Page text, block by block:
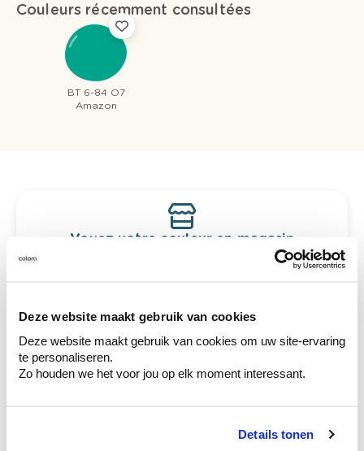
Deze website maakt gebruik van cookies
Deze website maakt gebruik van cookies om uw site-ervaring
te personaliseren.
Zo houden we het voor jou op elk moment interessant.
Details tonen
Couleurs récemment consultées
BT 6-84 O7
Amazon
Voyez votre couleur en magasin
Découvrez des échantillons de votre
votre couleur.
Obtenez des conseils personnalisés sur la
combinaison de couleurs.